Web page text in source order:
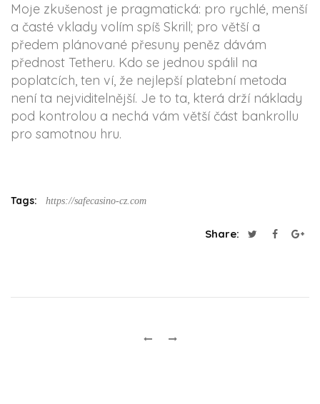
Moje zkušenost je pragmatická: pro rychlé, menší
a časté vklady volím spíš Skrill; pro větší a
předem plánované přesuny peněz dávám
přednost Tetheru. Kdo se jednou spálil na
poplatcích, ten ví, že nejlepší platební metoda
není ta nejviditelnější. Je to ta, která drží náklady
pod kontrolou a nechá vám větší část bankrollu
pro samotnou hru.
Tags: https://safecasino-cz.com
Share: